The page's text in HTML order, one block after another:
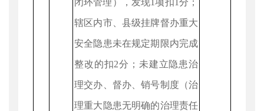
闭环管理），发现1项扣1分；
辖区内市、县级挂牌督办重大
安全隐患未在规定期限内完成
整改的扣2分；未建立隐患治
理交办、督办、销号制度（治
理重大隐患无明确的治理责任